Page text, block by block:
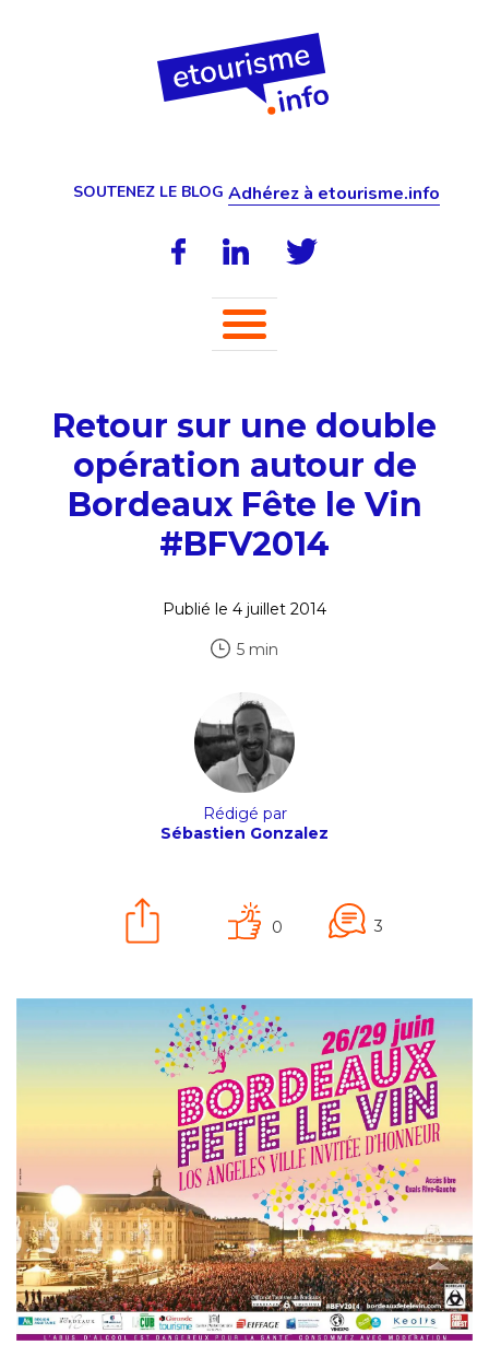
SOUTENEZ LE BLOG Adhérez à etourisme.info
Retour sur une double
opération autour de
Bordeaux Fête le Vin
#BFV2014
Publié le 4 juillet 2014
5 min
Rédigé par
Sébastien Gonzalez
0 3